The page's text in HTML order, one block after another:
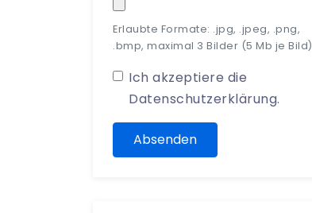
Erlaubte Formate: .jpg, .jpeg, .png,
.bmp, maximal 3 Bilder (5 Mb je Bild)
Ich akzeptiere die
Datenschutzerklärung.
Absenden